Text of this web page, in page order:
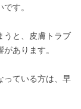
す。
うと、皮膚トラブ
あります。
っている方は、早